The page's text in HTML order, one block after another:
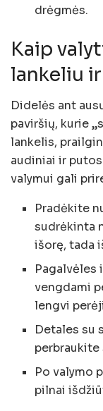
drėgmės.
Kaip
lankeliu
Didelės ant
paviršių, kurie
lankelis,
audiniai ir
valymui gali
Pradėkite
sudrėkinta
išorę, tada
Pagalvėles
vengdami
lengvi
Detales su
perbraukite
Po valymo
pilnai